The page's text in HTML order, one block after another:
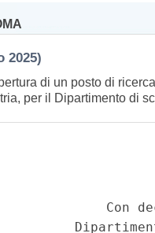
2025)
di un posto di
per il Dipartimento di